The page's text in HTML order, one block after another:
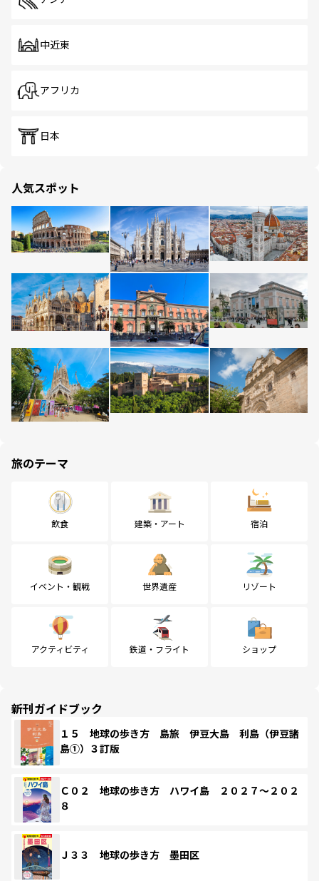
中近東
アフリカ
日本
人気スポット
旅のテーマ
飲食 建築・アート 宿泊
イベント・観戦 世界遺産 リゾート
アクティビティ 鉄道・フライト ショップ
新刊ガイドブック
１５ 地球の歩き方 島旅 伊豆大島 利島（伊豆諸
島①）３訂版
Ｃ０２ 地球の歩き方 ハワイ島 ２０２７～２０２
８
Ｊ３３ 地球の歩き方 墨田区